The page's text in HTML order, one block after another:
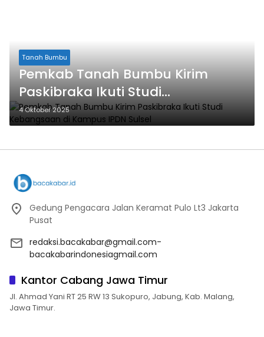
Tanah Bumbu
Pemkab Tanah Bumbu Kirim
Paskibraka Ikuti Studi
Kebangsaan di Kampus IPDN
Sulsel
4 Oktober 2025
Gedung Pengacara Jalan Keramat Pulo Lt3 Jakarta
Pusat
redaksi.bacakabar@gmail.com-
bacakabarindonesiagmail.com
Kantor Cabang Jawa Timur
Jl. Ahmad Yani RT 25 RW 13 Sukopuro, Jabung, Kab. Malang,
Jawa Timur.